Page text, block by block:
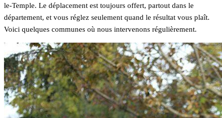
le-Temple. Le déplacement est toujours offert, partout dans le
département, et vous réglez seulement quand le résultat vous plaît.
Voici quelques communes où nous intervenons régulièrement.